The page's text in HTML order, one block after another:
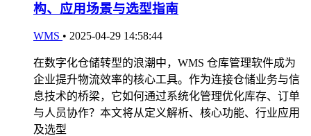
构、应用场景与选型指南
WMS • 2025-04-29 14:58:44
在数字化仓储转型的浪潮中，WMS 仓库管理软件成为
企业提升物流效率的核心工具。作为连接仓储业务与信
息技术的桥梁，它如何通过系统化管理优化库存、订单
与人员协作？本文将从定义解析、核心功能、行业应用
及选型